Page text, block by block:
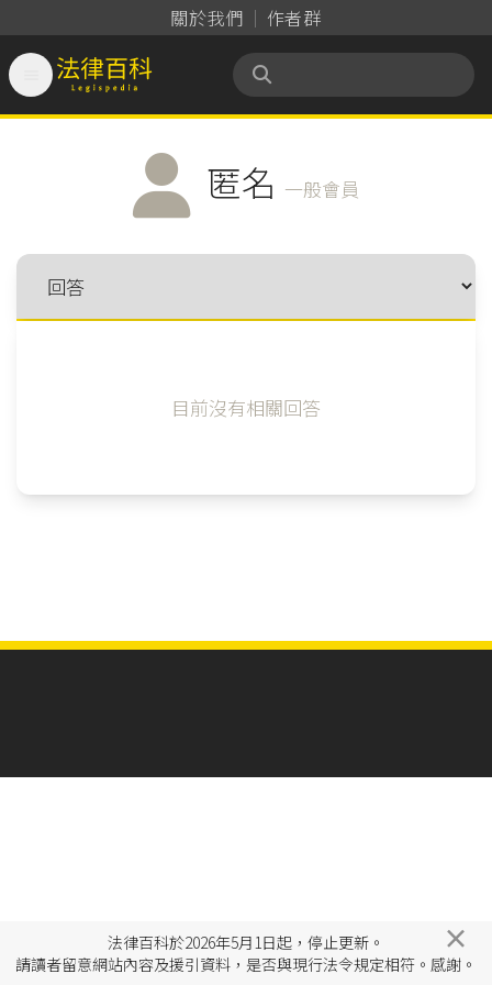
關於我們 作者群
法律百科 Legispedia
匿名 一般會員
目前沒有相關回答
法律百科於2026年5月1日起，停止更新。
請讀者留意網站內容及援引資料，是否與現行法令規定相符。感謝。
×